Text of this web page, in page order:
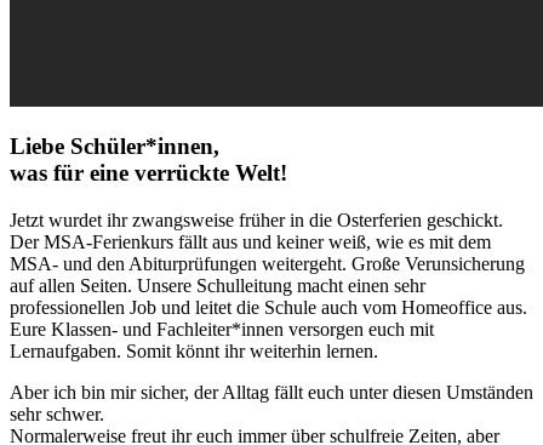
Liebe Schüler*innen,
was für eine verrückte Welt!
Jetzt wurdet ihr zwangsweise früher in die Osterferien geschickt.
Der MSA-Ferienkurs fällt aus und keiner weiß, wie es mit dem
MSA- und den Abiturprüfungen weitergeht. Große Verunsicherung
auf allen Seiten. Unsere Schulleitung macht einen sehr
professionellen Job und leitet die Schule auch vom Homeoffice aus.
Eure Klassen- und Fachleiter*innen versorgen euch mit
Lernaufgaben. Somit könnt ihr weiterhin lernen.
Aber ich bin mir sicher, der Alltag fällt euch unter diesen Umständen
sehr schwer.
Normalerweise freut ihr euch immer über schulfreie Zeiten, aber